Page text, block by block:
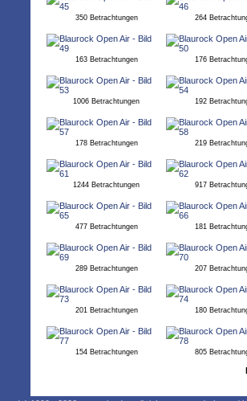
350 Betrachtungen 264
163 Betrachtungen 176
1006 Betrachtungen 192
178 Betrachtungen 219
1244 Betrachtungen 917
477 Betrachtungen 181
289 Betrachtungen 207
201 Betrachtungen 180
154 Betrachtungen 805